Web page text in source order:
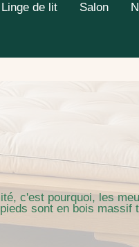
Linge de lit Salon
c'est pourquoi, les
sont en bois massif